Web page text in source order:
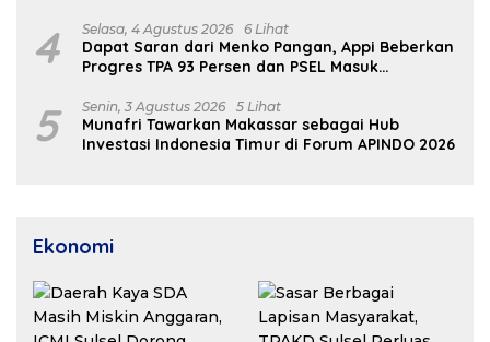
4 Selasa, 4 Agustus 2026 6 Lihat
Dapat Saran dari Menko Pangan, Appi Beberkan
Progres TPA 93 Persen dan PSEL Masuk
5 Senin, 3 Agustus 2026 5 Lihat
Munafri Tawarkan Makassar sebagai Hub
Investasi Indonesia Timur di Forum APINDO 2026
Ekonomi